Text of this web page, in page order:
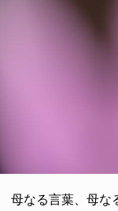
母なる言葉、母な